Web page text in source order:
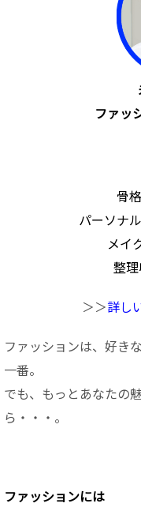
ファッ
骨
パーソナ
メイ
整
＞＞詳し
ファッションは、好き
一番。
でも、もっとあなたの
ら・・・。
ファッションには